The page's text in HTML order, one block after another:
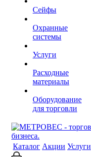
Сейфы
Охранные
системы
Услуги
Расходные
материалы
Оборудование
для торговли
Каталог Акции Услуги